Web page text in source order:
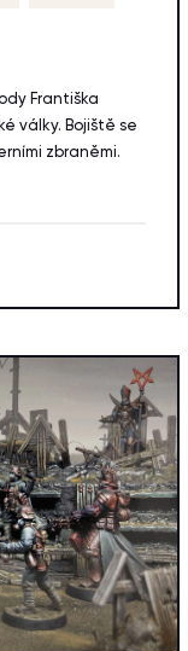
Františka
války. Bojiště se
zbraněmi.